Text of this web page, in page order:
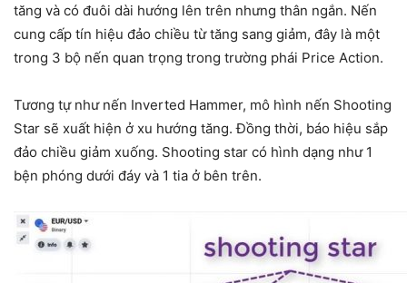
tăng và có đuôi dài hướng lên trên nhưng thân ngắn. Nến
cung cấp tín hiệu đảo chiều từ tăng sang giảm, đây là một
trong 3 bộ nến quan trọng trong trường phái Price Action.
Tương tự như nến Inverted Hammer, mô hình nến Shooting
Star sẽ xuất hiện ở xu hướng tăng. Đồng thời, báo hiệu sắp
đảo chiều giảm xuống. Shooting star có hình dạng như 1
bện phóng dưới đáy và 1 tia ở bên trên.